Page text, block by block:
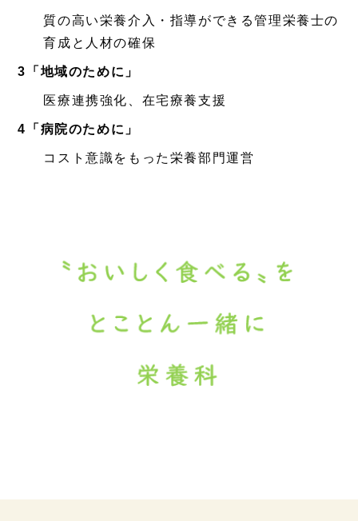
質の高い栄養介入・指導ができる管理栄養士の
育成と人材の確保
3「地域のために」
医療連携強化、在宅療養支援
4「病院のために」
コスト意識をもった栄養部門運営